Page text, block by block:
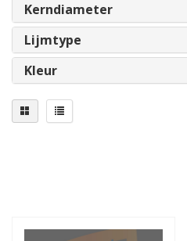
Kerndiameter
Lijmtype
Kleur